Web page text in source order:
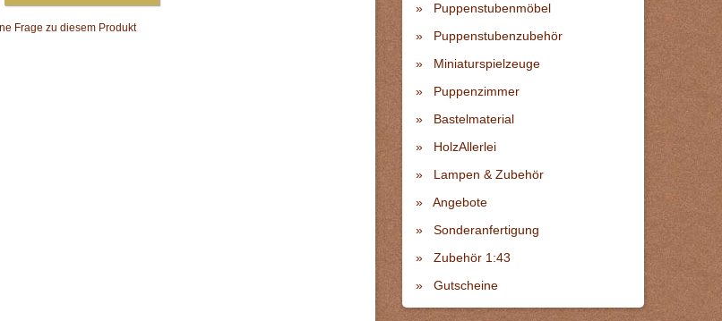
Frage zu diesem Produkt
Puppenstubenmöbel
Puppenstubenzubehör
Miniaturspielzeuge
Puppenzimmer
Bastelmaterial
HolzAllerlei
Lampen & Zubehör
Angebote
Sonderanfertigung
Zubehör 1:43
Gutscheine